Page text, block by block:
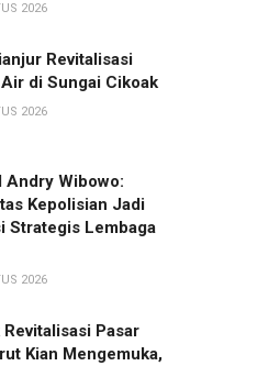
2026
Revitalisasi
di Sungai Cikoak
2026
Andry Wibowo:
Kepolisian Jadi
Strategis Lembaga
2026
Pasar
Kian Mengemuka,